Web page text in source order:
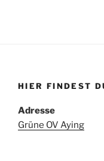
HIER FINDEST
Adresse
Grüne OV Aying